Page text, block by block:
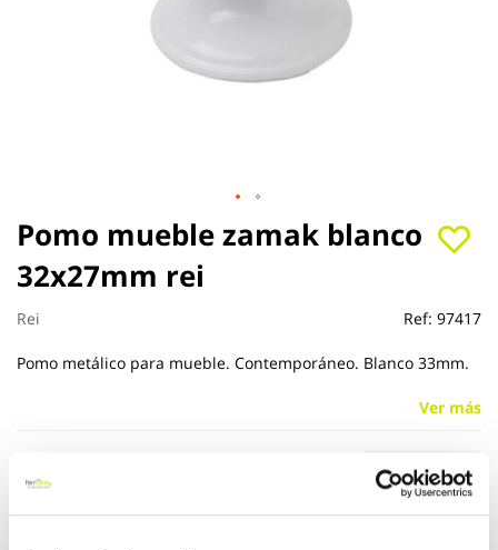
Pomo mueble zamak blanco
32x27mm rei
Rei Ref: 97417
Pomo metálico para mueble. Contemporáneo. Blanco 33mm.
Ver más
2,44 €
Saltar
al
comienzo
de
la
de